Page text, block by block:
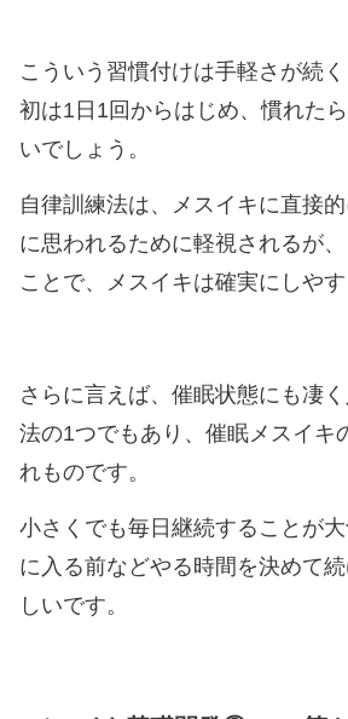
こういう習慣付けは手軽さが続
初は1日1回からはじめ、慣れた
いでしょう。
自律訓練法は、メスイキに直接
に思われるために軽視されるが
ことで、メスイキは確実にしやす
さらに言えば、催眠状態にも凄
法の1つでもあり、催眠メスイキ
れものです。
小さくでも毎日継続することが
に入る前などやる時間を決めて
しいです。